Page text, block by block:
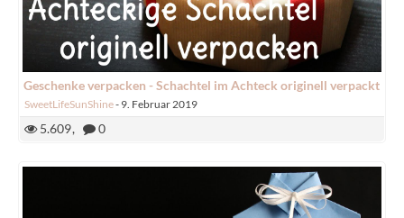
Geschenke verpacken - Schachtel im Achteck originell verpackt
SweetLifeSunShine- 9. Februar 2019
5.609 0